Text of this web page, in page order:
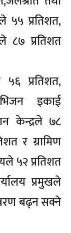
५५ प्रतिशत,
८७ प्रतिशत
५६ प्रतिशत,
इकाई
केन्द्रले ७८
र ग्रामिण
५२ प्रतिशत
प्रमुखले
बढ्न सक्ने